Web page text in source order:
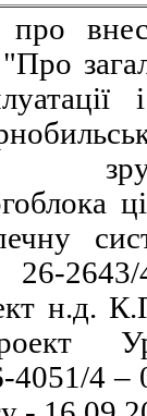
2643/
н.д.
4 –